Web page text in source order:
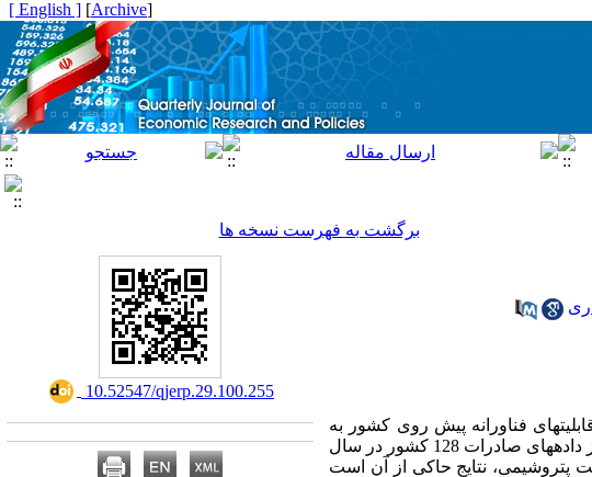
[
Archive
]
[ English ]
برگشت به فهرست نسخه ها
فناورانه پیش روی کشور به
منظور افزایش سطح این قابلیت­ها با استفاده از رویکرد پیچیدگی اقتصادی است. برای این منظور از داده­های صادرات 128 کشور در سال
پتروشیمی، نتایج حاکی از آن است
‎ 10.52547/qjerp.29.100.255